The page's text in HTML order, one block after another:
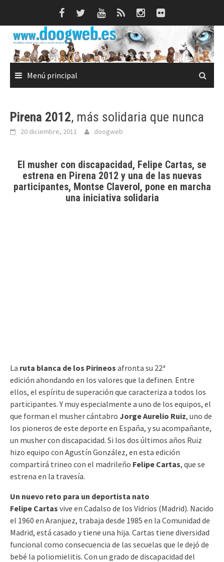
Menú principal
Pirena 2012, más solidaria que nunca
20 diciembre, 2011 doogweb
El musher con discapacidad, Felipe Cartas, se
estrena en Pirena 2012 y una de las nuevas
participantes, Montse Claverol , pone en marcha
una iniciativa solidaria
La ruta blanca de los Pirineos afronta su 22ª
edición ahondando en los valores que la definen. Entre
ellos, el espíritu de superación que caracteriza a todos los
participantes. Y muy especialmente a uno de los equipos, el
que forman el musher cántabro Jorge Aurelio Ruiz, uno de
los pioneros de este deporte en España, y su acompañante,
un musher con discapacidad. Si los dos últimos años Ruiz
hizo equipo con Agustín González, en esta edición
compartirá trineo con el madrileño Felipe Cartas, que se
estrena en la travesía.
Un nuevo reto para un deportista nato
Felipe Cartas vive en Cadalso de los Vidrios (Madrid). Nacido
el 1960 en Aranjuez, trabaja desde 1985 en la Comunidad de
Madrid, está casado y tiene una hija. Cartas tiene diversidad
funcional como consecuencia de las secuelas que le dejó de
bebé la poliomielitis. Con un grado de discapacidad del